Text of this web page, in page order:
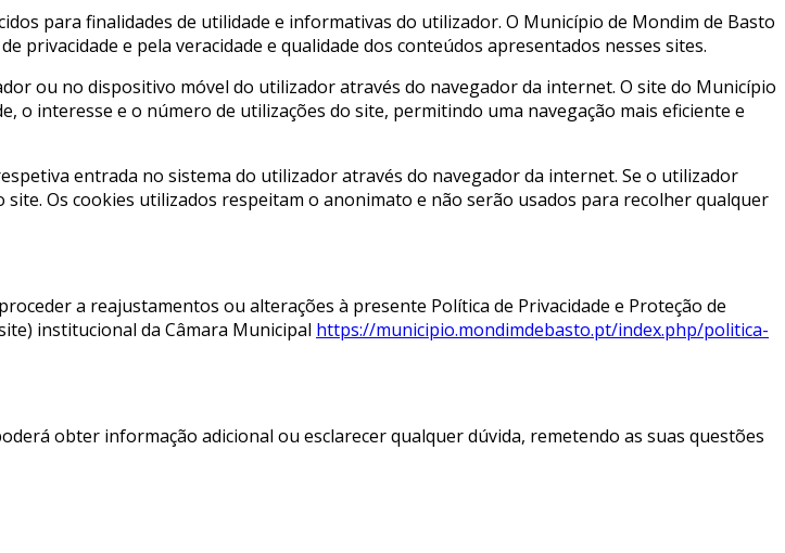
para finalidades de utilidade e informativas do utilizador. O Município de Mondim de Basto
e pela veracidade e qualidade dos conteúdos apresentados nesses sites.
ou no dispositivo móvel do utilizador através do navegador da internet. O site do Município
interesse e o número de utilizações do site, permitindo uma navegação mais eficiente e
entrada no sistema do utilizador através do navegador da internet. Se o utilizador
Os cookies utilizados respeitam o anonimato e não serão usados para recolher qualquer
a reajustamentos ou alterações à presente Política de Privacidade e Proteção de
institucional da Câmara Municipal https://municipio.mondimdebasto.pt/index.php/politica-
obter informação adicional ou esclarecer qualquer dúvida, remetendo as suas questões